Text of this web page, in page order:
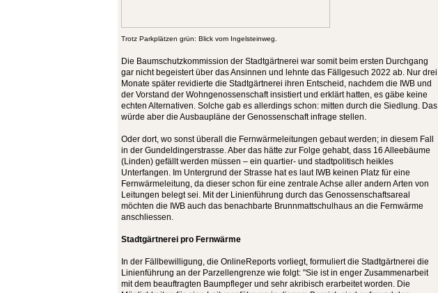
Trotz Parkplätzen grün: Blick vom Ingelsteinweg.
Die Baumschutzkommission der Stadtgärtnerei war somit beim ersten Durchgang
gar nicht begeistert über das Ansinnen und lehnte das Fällgesuch 2022 ab. Nur drei
Monate später revidierte die Stadtgärtnerei ihren Entscheid, nachdem die IWB und
der Vorstand der Wohngenossenschaft insistiert und erklärt hatten, es gäbe keine
echten Alternativen. Solche gab es allerdings schon: mitten durch die Siedlung. Das
würde aber die Ausbaupläne der Genossenschaft infrage stellen.
Oder dort, wo sonst überall die Fernwärmeleitungen gebaut werden; in diesem Fall
in der Gundeldingerstrasse. Aber das hätte zur Folge gehabt, dass 16 Alleebäume
(Linden) gefällt werden müssen – ein quartier- und stadtpolitisch heikles
Unterfangen. Im Untergrund der Strasse hat es laut IWB keinen Platz für eine
Fernwärmeleitung, da dieser schon für eine zentrale Achse aller andern Arten von
Leitungen belegt sei. Mit der Linienführung durch das Genossenschaftsareal
möchten die IWB auch das benachbarte Brunnmattschulhaus an die Fernwärme
anschliessen.
Stadtgärtnerei pro Fernwärme
In der Fällbewilligung, die OnlineReports vorliegt, formuliert die Stadtgärtnerei die
Linienführung an der Parzellengrenze wie folgt: "Sie ist in enger Zusammenarbeit
mit dem beauftragten Baumpfleger und sehr akribisch erarbeitet worden. Die